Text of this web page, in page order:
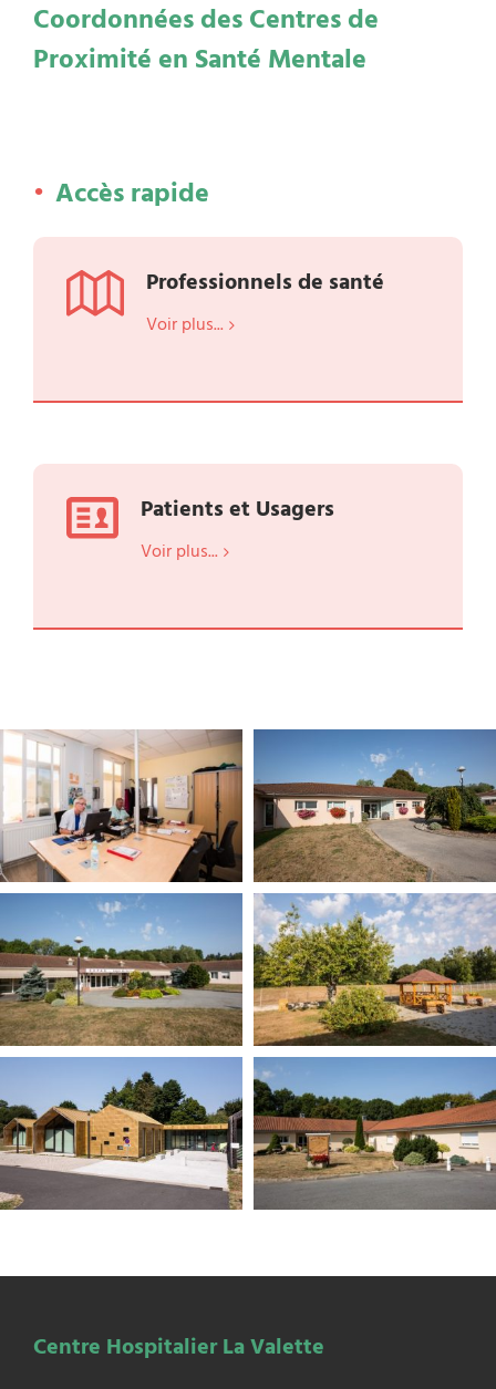
Coordonnées des Centres de
Proximité en Santé Mentale
Accès rapide
Professionnels de santé
Voir plus...
Patients et Usagers
Voir plus...
Centre Hospitalier La Valette